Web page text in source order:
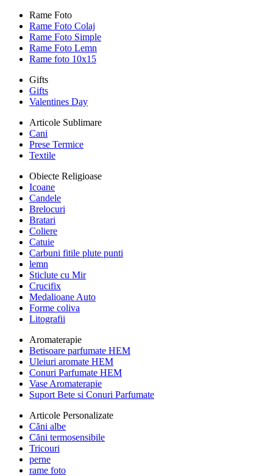
Rame Foto
Rame Foto Colaj
Rame Foto Simple
Rame Foto Lemn
Rame foto 10x15
Gifts
Gifts
Valentines Day
Articole Sublimare
Cani
Prese Termice
Textile
Obiecte Religioase
Icoane
Candele
Brelocuri
Bratari
Coliere
Catuie
Carbuni fitile plute punti
lemn
Sticlute cu Mir
Crucifix
Medalioane Auto
Forme coliva
Litografii
Aromaterapie
Betisoare parfumate HEM
Uleiuri aromate HEM
Conuri Parfumate HEM
Vase Aromaterapie
Suport Bete si Conuri Parfumate
Articole Personalizate
Căni albe
Căni termosensibile
Tricouri
perne
rame foto